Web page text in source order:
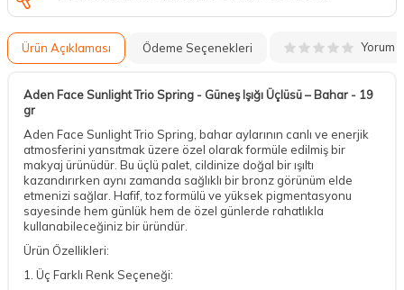
Ürün Açıklaması Ödeme Seçenekleri Yorum
Aden Face Sunlight Trio Spring - Güneş Işığı Üçlüsü – Bahar - 19
gr
Aden Face Sunlight Trio Spring, bahar aylarının canlı ve enerjik
atmosferini yansıtmak üzere özel olarak formüle edilmiş bir
makyaj ürünüdür. Bu üçlü palet, cildinize doğal bir ışıltı
kazandırırken aynı zamanda sağlıklı bir bronz görünüm elde
etmenizi sağlar. Hafif, toz formülü ve yüksek pigmentasyonu
sayesinde hem günlük hem de özel günlerde rahatlıkla
kullanabileceğiniz bir üründür.
Ürün Özellikleri:
1. Üç Farklı Renk Seçeneği: